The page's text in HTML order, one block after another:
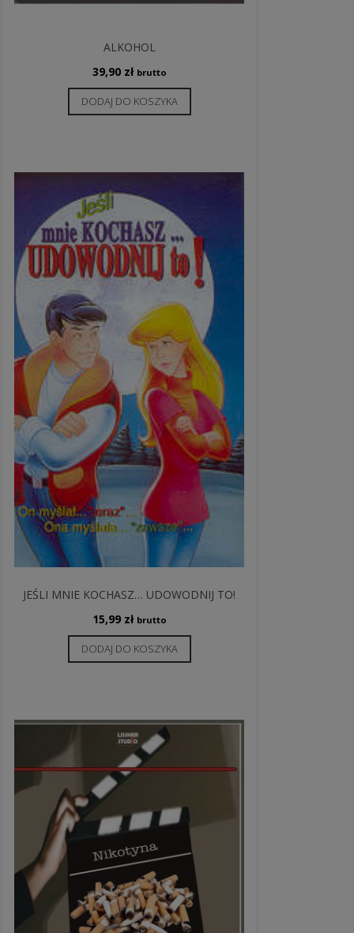
ALKOHOL
39,90 zł brutto
DODAJ DO KOSZYKA
JEŚLI MNIE KOCHASZ… UDOWODNIJ TO!
15,99 zł brutto
DODAJ DO KOSZYKA